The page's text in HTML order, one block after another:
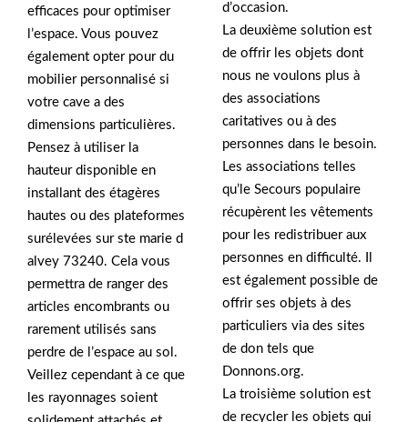
efficaces pour optimiser
l’espace. Vous pouvez
également opter pour du
mobilier personnalisé si
votre cave a des
dimensions particulières.
Pensez à utiliser la
hauteur disponible en
installant des étagères
hautes ou des plateformes
surélevées sur ste marie d
alvey 73240. Cela vous
permettra de ranger des
articles encombrants ou
rarement utilisés sans
perdre de l’espace au sol.
Veillez cependant à ce que
les rayonnages soient
d’occasion.
La deuxième solution est
de offrir les objets dont
nous ne voulons plus à
des associations
caritatives ou à des
personnes dans le besoin.
Les associations telles
qu’le Secours populaire
récupèrent les vêtements
pour les redistribuer aux
personnes en difficulté. Il
est également possible de
offrir ses objets à des
particuliers via des sites
de don tels que
Donnons.org.
La troisième solution est
de recycler les objets qui